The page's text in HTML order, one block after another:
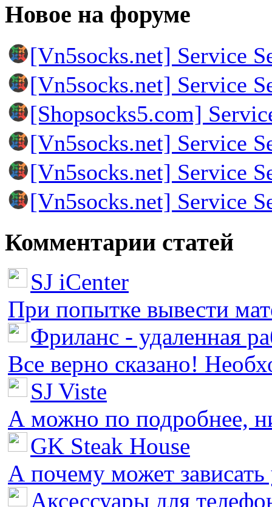
Новое на форуме
[Vn5socks.net] Service
[Vn5socks.net] Service
[Shopsocks5.com]
[Vn5socks.net] Service
[Vn5socks.net] Service
[Vn5socks.net] Service
Комментарии статей
SJ iCenter
При попытке вывести
Фриланс - удаленная
Все верно сказано!
SJ Viste
А можно по подробнее,
GK Steak House
А почему может зависать
Аксессуары для